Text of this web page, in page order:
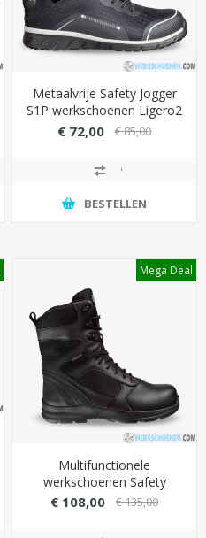
Metaalvrije Safety Jogger
S1P werkschoenen Ligero2
met ademende
€ 72,00 € 85,00
BESTELLEN
Mega Deal
Multifunctionele
werkschoenen Safety
Jogger Shark S3 met
€ 108,00 € 135,00